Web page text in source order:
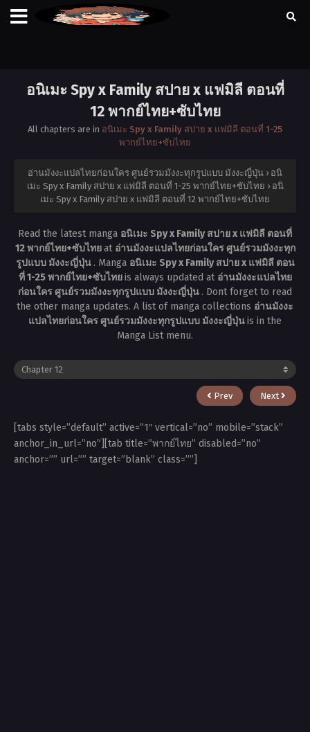
อนิเมะ Spy x Family สปาย x แฟมิลี ตอนที่
12 พากย์ไทย+ซับไทย
All chapters are in อนิเมะ Spy x Family สปาย x แฟมิลี ตอนที่ 1-25
พากย์ไทย+ซับไทย
อ่านมังงะแปลไทยก่อนใคร ศูนย์รวมมังงะทุกรูปแบบ มังงะญี่ปุ่น › อนิ
เมะ Spy x Family สปาย x แฟมิลี ตอนที่ 1-25 พากย์ไทย+ซับไทย › อนิ
เมะ Spy x Family สปาย x แฟมิลี ตอนที่ 12 พากย์ไทย+ซับไทย
Read the latest manga อนิเมะ Spy x Family สปาย x แฟมิลี ตอนที่
12 พากย์ไทย+ซับไทยat อ่านมังงะแปลไทยก่อนใคร ศูนย์รวมมังงะทุก
รูปแบบ มังงะญี่ปุ่น . Manga อนิเมะ Spy x Family สปาย x แฟมิลี ตอน
ที่ 1-25 พากย์ไทย+ซับไทยis always updated at อ่านมังงะแปลไทย
ก่อนใคร ศูนย์รวมมังงะทุกรูปแบบ มังงะญี่ปุ่น . Dont forget to read
the other manga updates. A list of manga collections อ่านมังงะ
แปลไทยก่อนใคร ศูนย์รวมมังงะทุกรูปแบบ มังงะญี่ปุ่นis in the
Manga List menu.
Prev Next
[tabs style=”default” active=”1″ vertical=”no” mobile=”stack”
anchor_in_url=”no”][tab title=”พากย์ไทย” disabled=”no”
anchor=”” url=”” target=”blank” class=””]